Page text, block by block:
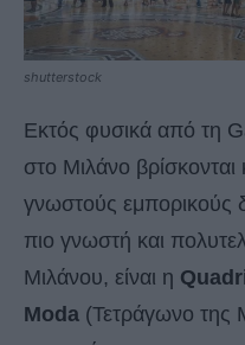
shutterstock
Εκτός φυσικά από τη
στο Μιλάνο
γνωστούς
πιο γνωστή και
Μιλάνου, είναι η
Moda (Τετράγωνο της